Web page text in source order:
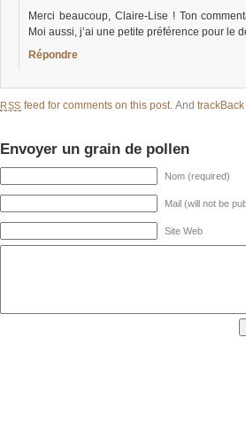
Merci beaucoup, Claire-Lise ! Ton
Moi aussi, j’ai une petite préférence pour le
Répondre
RSS feed for comments on this post. And
Envoyer un grain de pollen
Nom (required)
Mail (will not be
Site Web